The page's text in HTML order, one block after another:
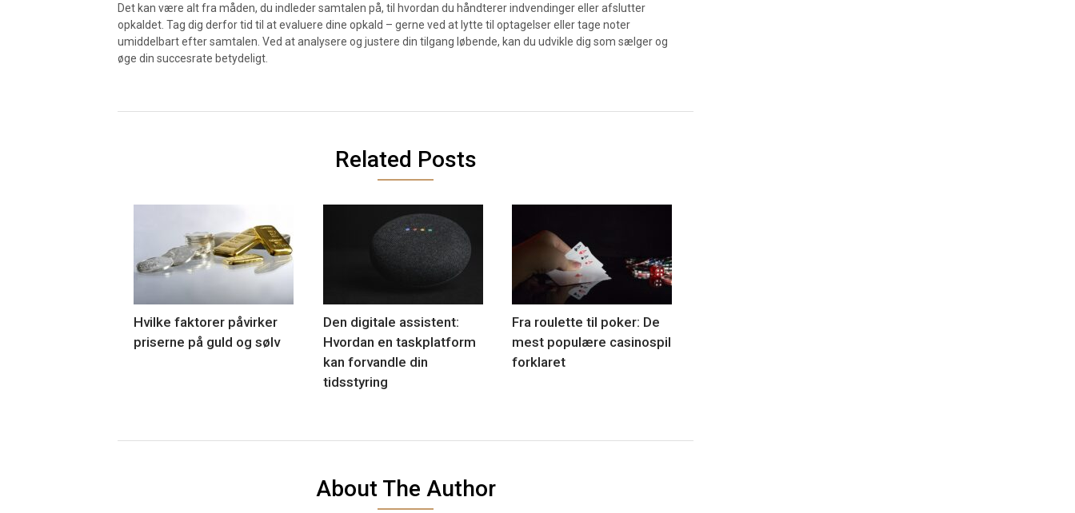
Det kan være alt fra måden, du indleder samtalen på, til hvordan du håndterer indvendinger eller afslutter
opkaldet. Tag dig derfor tid til at evaluere dine opkald – gerne ved at lytte til optagelser eller tage noter
umiddelbart efter samtalen. Ved at analysere og justere din tilgang løbende, kan du udvikle dig som sælger og
øge din succesrate betydeligt.
Related Posts
Hvilke faktorer påvirker
priserne på guld og sølv
Den digitale assistent:
Hvordan en taskplatform
kan forvandle din
tidsstyring
Fra roulette til poker: De
mest populære casinospil
forklaret
About The Author